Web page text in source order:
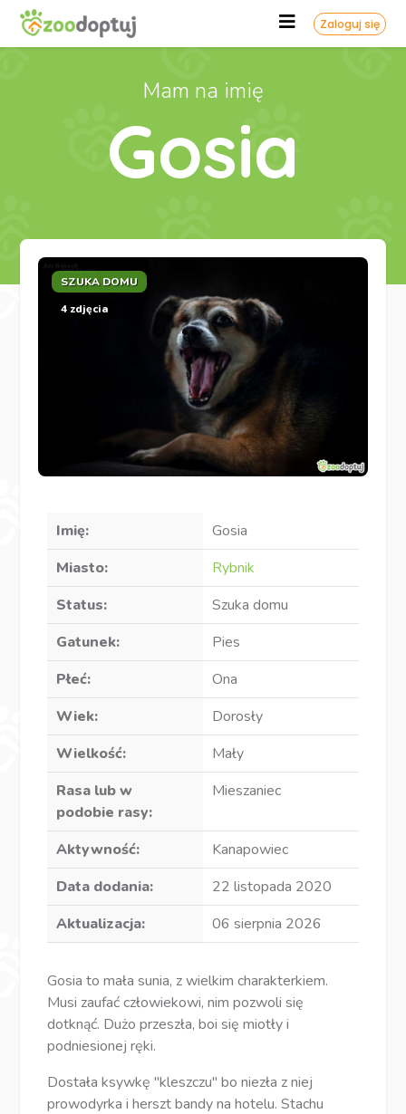
Zaloguj się
Mam na imię
Gosia
SZUKA DOMU
4 zdjęcia
Imię:
Gosia
Miasto:
Rybnik
Status:
Szuka domu
Gatunek:
Pies
Płeć:
Ona
Wiek:
Dorosły
Wielkość:
Mały
Rasa lub w
podobie rasy:
Mieszaniec
Aktywność:
Kanapowiec
Data dodania:
22 listopada 2020
Aktualizacja:
06 sierpnia 2026
Gosia to mała sunia, z wielkim charakterkiem.
Musi zaufać człowiekowi, nim pozwoli się
dotknąć. Dużo przeszła, boi się miotły i
podniesionej ręki.
Dostała ksywkę "kleszczu" bo niezła z niej
prowodyrka i herszt bandy na hotelu. Stachu